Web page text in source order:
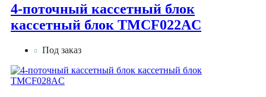
4-поточный кассетный блок
кассетный блок TMCF022AС
Под заказ